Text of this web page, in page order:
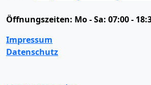
Öffnungszeiten: Mo - Sa: 07:00 -
Impressum
Datenschutz